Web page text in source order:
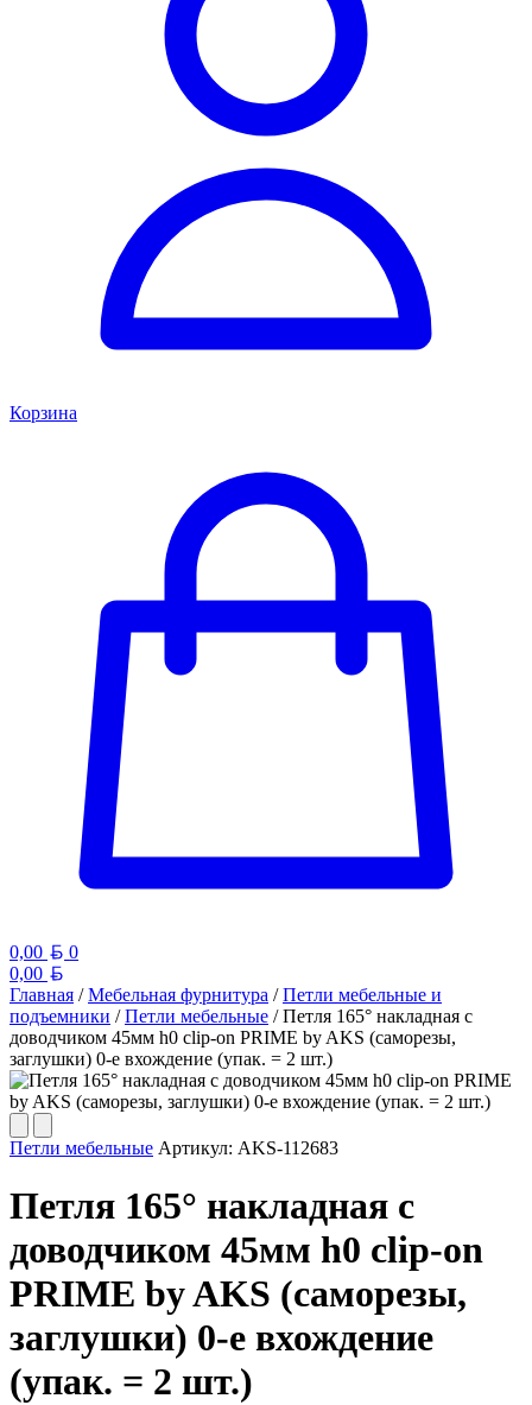
Корзина
0,00 Белорусский рубль
0
0,00
Главная /Мебельная фурнитура /Петли мебельные и
подъемники /Петли мебельные / Петля 165° накладная с
доводчиком 45мм h0 clip-on PRIME by AKS (саморезы,
заглушки) 0-е вхождение (упак. = 2 шт.)
Петли мебельные Артикул: AKS-112683
Петля 165° накладная с
доводчиком 45мм h0 clip-on
PRIME by AKS (саморезы,
заглушки) 0-е вхождение
(упак. = 2 шт.)